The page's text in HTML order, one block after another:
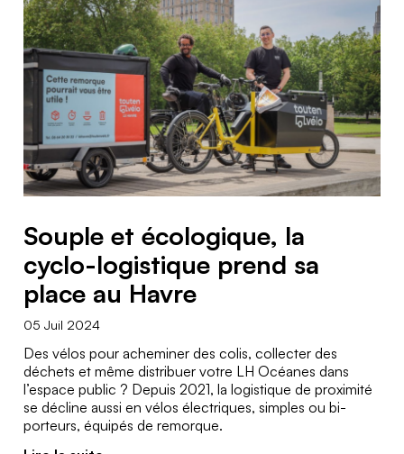
Souple et écologique, la
cyclo-logistique prend sa
place au Havre
05 Juil 2024
Des vélos pour acheminer des colis, collecter des
déchets et même distribuer votre LH Océanes dans
l’espace public ? Depuis 2021, la logistique de proximité
se décline aussi en vélos électriques, simples ou bi-
porteurs, équipés de remorque.